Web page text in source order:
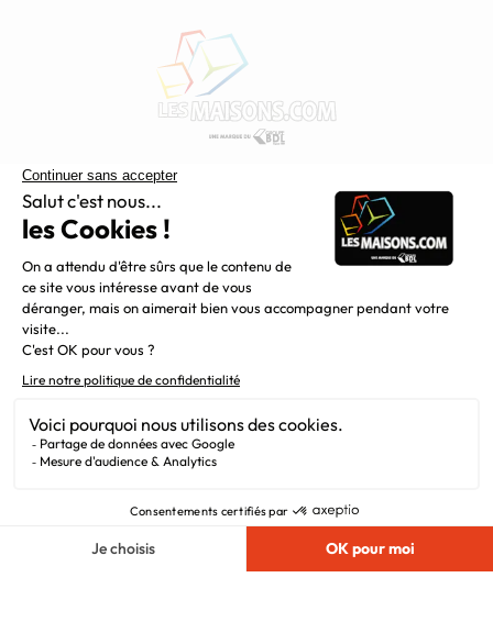
Constructeur de maisons individuelles, Maisons.com est une
filiale du Groupe BDL, leader de la construction dans le
grand nord de la France.
Liens utiles
Newsletter
Mentions légales
Plan du site